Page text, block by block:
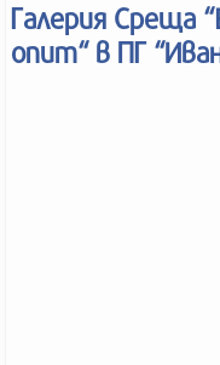
Галерия Среща
опит“ в ПГ